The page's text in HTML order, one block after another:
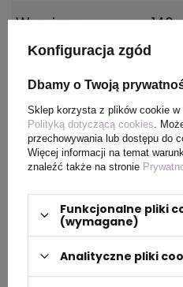
Wymiary
produktu
140
Kolor
PAKOWANIE
Wymiary
kartonu
zewnętrznego
(m)
Konfiguracja zgód
Dbamy o Twoją
Sklep korzysta z plików cookie w
Polityką dotyczącą cookies .
przechowywania lub dostępu do
Więcej informacji na temat
znaleźć także na stronie
Funkcjonalne pliki
(wymagane)
Analityczne pliki